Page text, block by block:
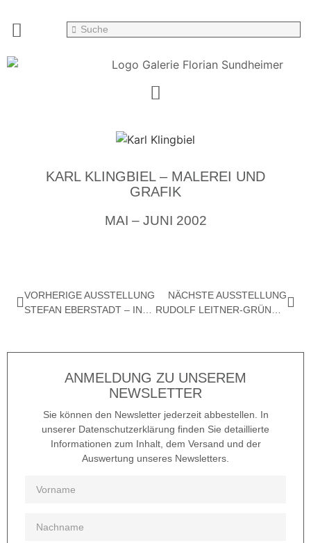
KARL KLINGBIEL – MALEREI UND
GRAFIK
MAI – JUNI 2002
VORHERIGE AUSSTELLUNG
NÄCHSTE AUSSTELLUNG
ANMELDUNG ZU UNSEREM
NEWSLETTER
Sie können den Newsletter jederzeit abbestellen. In
unserer Datenschutzerklärung finden Sie detaillierte
Informationen zum Inhalt, dem Versand und der
Auswertung unseres Newsletters.